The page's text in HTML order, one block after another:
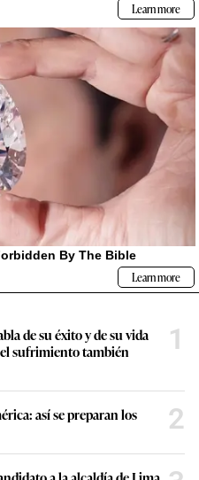
de su éxito y de su vida
el sufrimiento también
1
así se preparan los
2